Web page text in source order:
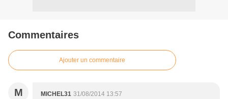
Commentaires
Ajouter un commentaire
M MICHEL31 31/08/2014 13:57